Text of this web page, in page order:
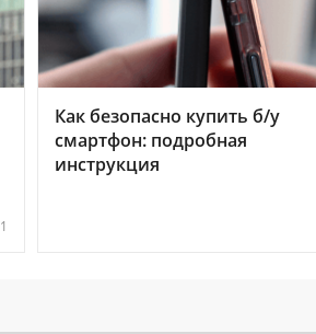
Как безопасно купить б/у
смартфон: подробная
инструкция